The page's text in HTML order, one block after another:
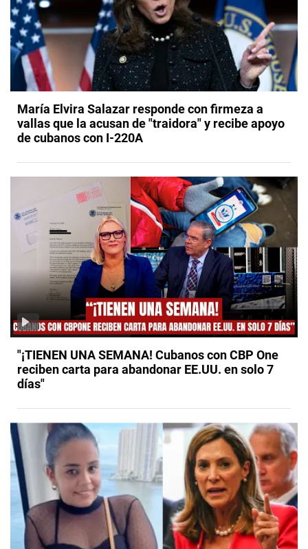
María Elvira Salazar responde con firmeza a
vallas que la acusan de "traidora" y recibe apoyo
de cubanos con I-220A
"¡TIENEN UNA SEMANA! Cubanos con CBP One
reciben carta para abandonar EE.UU. en solo 7
días"